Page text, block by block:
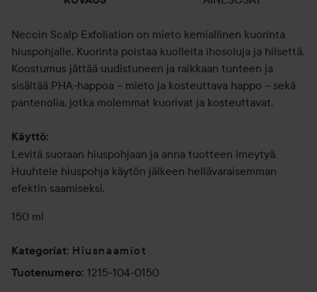
Neccin Scalp Exfoliation on mieto kemiallinen kuorinta
hiuspohjalle. Kuorinta poistaa kuolleita ihosoluja ja hilsettä.
Koostumus jättää uudistuneen ja raikkaan tunteen ja
sisältää PHA-happoa – mieto ja kosteuttava happo – sekä
pantenolia, jotka molemmat kuorivat ja kosteuttavat.
Käyttö:
Levitä suoraan hiuspohjaan ja anna tuotteen imeytyä.
Huuhtele hiuspohja käytön jälkeen hellävaraisemman
efektin saamiseksi.
150 ml
Kategoriat: Hiusnaamiot
Tuotenumero: 1215-104-0150